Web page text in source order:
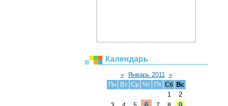
Календарь
« Январь 2011 »
Пн
Вт Ср Чт Пт Сб Вс
1
2